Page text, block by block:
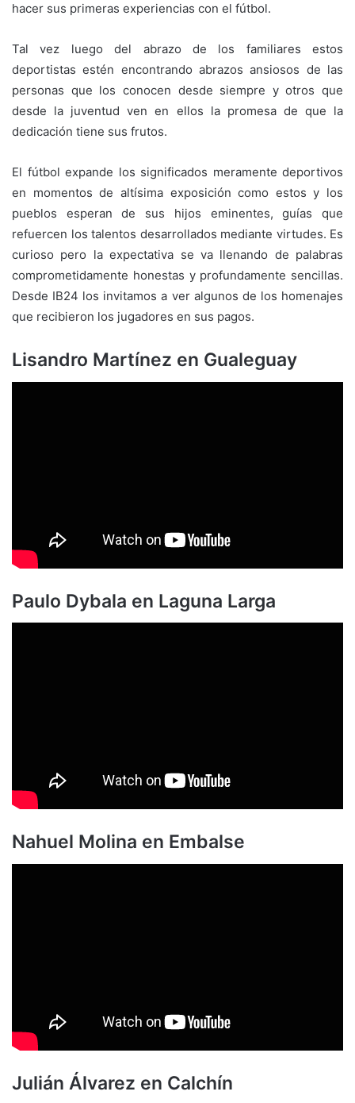
hacer sus primeras experiencias con el fútbol.
Tal vez luego del abrazo de los familiares estos
deportistas estén encontrando abrazos ansiosos de las
personas que los conocen desde siempre y otros que
desde la juventud ven en ellos la promesa de que la
dedicación tiene sus frutos.
El fútbol expande los significados meramente deportivos
en momentos de altísima exposición como estos y los
pueblos esperan de sus hijos eminentes, guías que
refuercen los talentos desarrollados mediante virtudes. Es
curioso pero la expectativa se va llenando de palabras
comprometidamente honestas y profundamente sencillas.
Desde IB24 los invitamos a ver algunos de los homenajes
que recibieron los jugadores en sus pagos.
Lisandro Martínez en Gualeguay
Paulo Dybala en Laguna Larga
Nahuel Molina en Embalse
Julián Álvarez en Calchín